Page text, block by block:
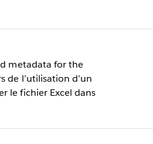
metadata for the
de l’utilisation d’un
le fichier Excel dans